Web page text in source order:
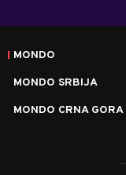
MONDO
MONDO SRBIJA
MONDO CRNA GORA